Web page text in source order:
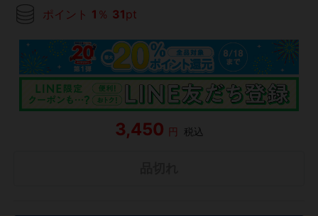
ポイント 1 ％ 31pt
3,450 円 税込